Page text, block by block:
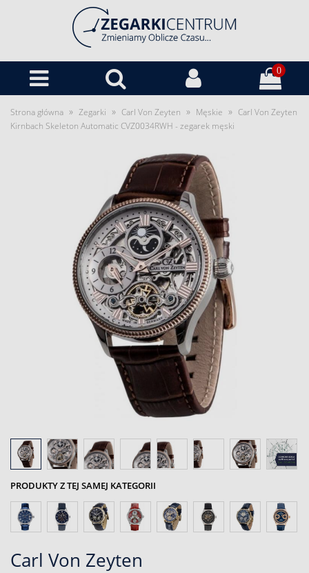
0
Strona główna » Zegarki » Carl Von Zeyten » Męskie » Carl Von Zeyten
Kirnbach Skeleton Automatic CVZ0034RWH - zegarek męski
PRODUKTY Z TEJ SAMEJ KATEGORII
Carl Von Zeyten